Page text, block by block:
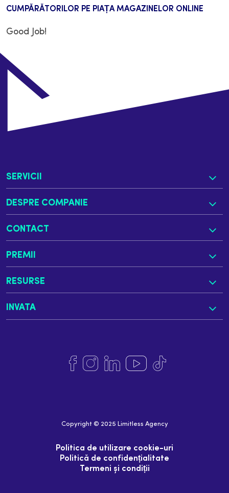
CUMPĂRĂTORILOR PE PIAȚA MAGAZINELOR ONLINE
Good Job!
SERVICII
DESPRE COMPANIE
CONTACT
PREMII
RESURSE
INVATA
Copyright © 2025 Limitless Agency
Politica de utilizare cookie-uri
Politică de confidențialitate
Termeni și condiții